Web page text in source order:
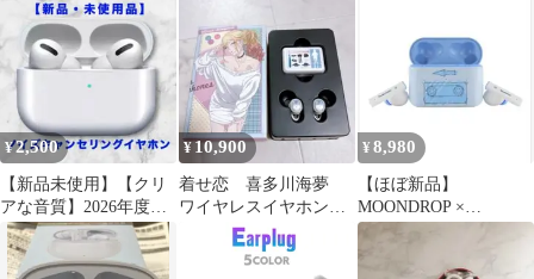
¥2,500
【新品未使用】【クリ
アな音質】2026年度ノ
イズキャンセリングワ
イヤレスイヤホン
¥10,900
着せ恋 喜多川海夢
ワイヤレスイヤホン
ONKYO その着せ替え
人形は恋をする
¥ 8,980
【ほぼ新品】
MOONDROP ×
YASUNO KIYONO 夢回